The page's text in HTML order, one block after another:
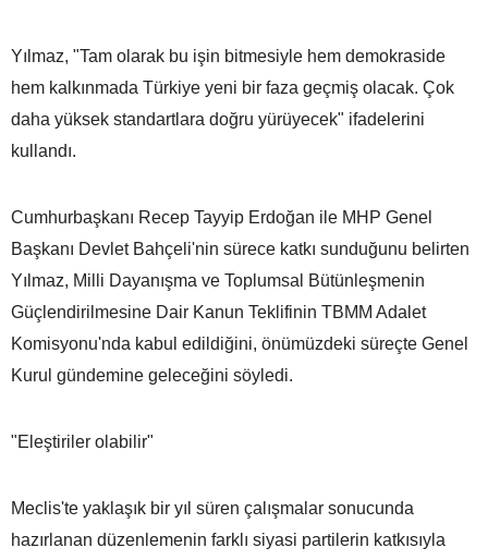
Yılmaz, "Tam olarak bu işin bitmesiyle hem demokraside
hem kalkınmada Türkiye yeni bir faza geçmiş olacak. Çok
daha yüksek standartlara doğru yürüyecek" ifadelerini
kullandı.
Cumhurbaşkanı Recep Tayyip Erdoğan ile MHP Genel
Başkanı Devlet Bahçeli'nin sürece katkı sunduğunu belirten
Yılmaz, Milli Dayanışma ve Toplumsal Bütünleşmenin
Güçlendirilmesine Dair Kanun Teklifinin TBMM Adalet
Komisyonu'nda kabul edildiğini, önümüzdeki süreçte Genel
Kurul gündemine geleceğini söyledi.
"Eleştiriler olabilir"
Meclis'te yaklaşık bir yıl süren çalışmalar sonucunda
hazırlanan düzenlemenin farklı siyasi partilerin katkısıyla